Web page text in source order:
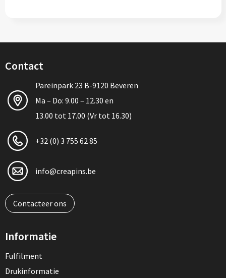
Contact
Pareinpark 23 B-9120 Beveren
Ma – Do: 9.00 – 12.30 en
13.00 tot 17.00 (Vr tot 16.30)
+32 (0) 3 755 62 85
info@creapins.be
Contacteer ons
Informatie
Fulfilment
Drukinformatie